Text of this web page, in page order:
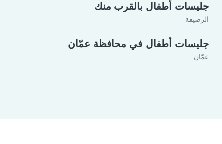
جليسات أطفال بالقرب منك
الرصيفة
جليسات أطفال في محافظة عمّان
عمّان